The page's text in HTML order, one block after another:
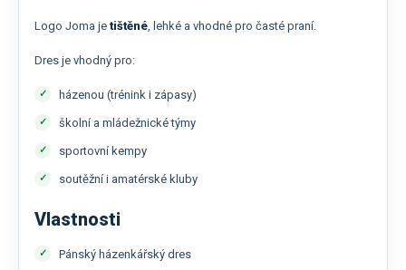
Logo Joma je tištěné, lehké a vhodné pro časté praní.
Dres je vhodný pro:
házenou (trénink i zápasy)
školní a mládežnické týmy
sportovní kempy
soutěžní i amatérské kluby
Vlastnosti
Pánský házenkářský dres